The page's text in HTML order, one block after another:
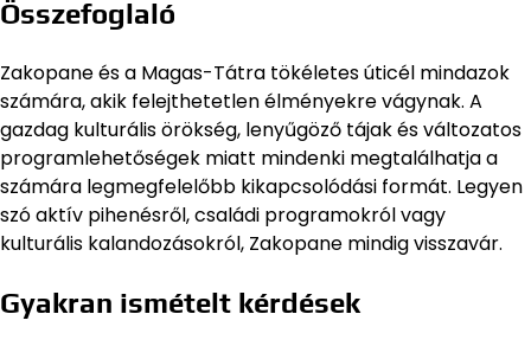
Összefoglaló
Zakopane és a Magas-Tátra tökéletes úticél mindazok
számára, akik felejthetetlen élményekre vágynak. A
gazdag kulturális örökség, lenyűgöző tájak és változatos
programlehetőségek miatt mindenki megtalálhatja a
számára legmegfelelőbb kikapcsolódási formát. Legyen
szó aktív pihenésről, családi programokról vagy
kulturális kalandozásokról, Zakopane mindig visszavár.
Gyakran ismételt kérdések